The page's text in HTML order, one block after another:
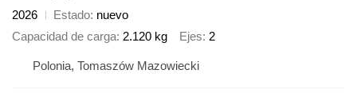
2026
Estado nuevo
Capacidad de carga 2.120 kg Ejes 2
Polonia, Tomaszów Mazowiecki